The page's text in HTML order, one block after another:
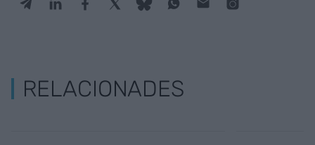
RELACIONADES